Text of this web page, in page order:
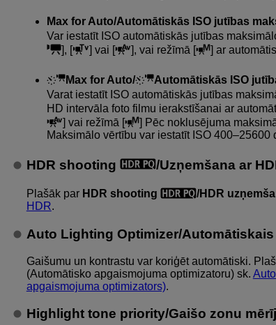
Max for Auto/Automātiskās ISO jutības
Var iestatīt ISO automātiskās jutības
], [
] vai [ ], vai režīmā [ ] ar
Max for Auto/
Automātiskās ISO
Varat iestatīt ISO automātiskās jutības
HD intervāla foto filmu ierakstīšanai ar
] vai režīmā [
] Pēc noklusējuma
Maksimālo vērtību var iestatīt ISO 400–25600
HDR shooting /Uzņemšana ar
Plašāk par HDR shooting /HDR
HDR.
Auto Lighting Optimizer/
Gaišumu un kontrastu var koriģēt automātiski.
(Automātisko apgaismojuma optimizatoru) sk.
apgaismojuma optimizators).
Highlight tone priority/Gaišo zonu